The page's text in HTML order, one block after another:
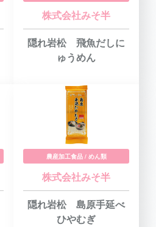
株式会社みそ半
隠れ岩松 飛魚だしに
ゅうめん
農産加工食品 / めん類
株式会社みそ半
隠れ岩松 島原手延べ
ひやむぎ